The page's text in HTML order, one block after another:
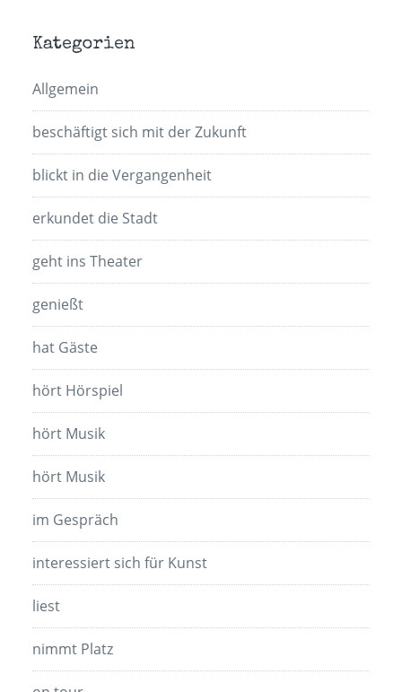
Kategorien
Allgemein
beschäftigt sich mit der Zukunft
blickt in die Vergangenheit
erkundet die Stadt
geht ins Theater
genießt
hat Gäste
hört Hörspiel
hört Musik
hört Musik
im Gespräch
interessiert sich für Kunst
liest
nimmt Platz